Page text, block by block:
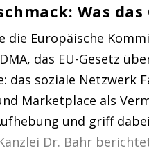
Was
die Europäische
das EU-Gesetz
das soziale Netzwerk
Marketplace als
und griff
Dr. Bahr